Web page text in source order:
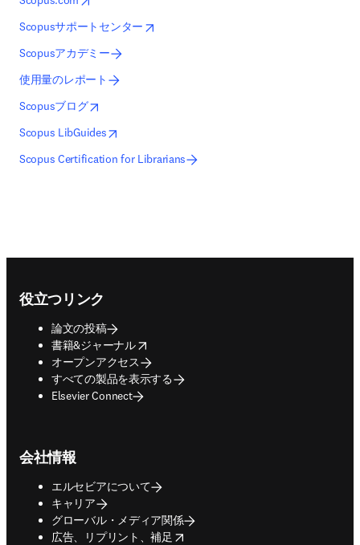
Scopusサポートセンター 新しいタブ／ウィンドウで開く
opens in new tab/window
Scopusアカデミー
使用量のレポート
Scopusブログ新しいタブ／ウィンドウで開く
opens in new tab/window
Scopus LibGuides新しいタブ／ウィンドウで開く
opens in new tab/window
Scopus Certification for Librarians
役立つリンク
論文の投稿
書籍&ジャーナル
opens in new tab/window
オープンアクセス
すべての製品を表示する
Elsevier Connect
会社情報
エルセビアについて
キャリア
グローバル・メディア関係
広告、リプリント、補足
opens in new tab/window